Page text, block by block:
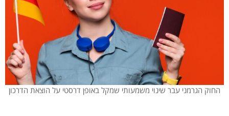
החוק הגרמני עבר שינוי משמעותי שמקל באופן דרסטי על הוצאת הדרכון